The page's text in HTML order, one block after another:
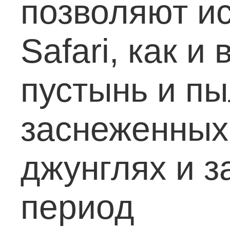
позволяют
Safari, как и
пустынь и
джунглях и
период